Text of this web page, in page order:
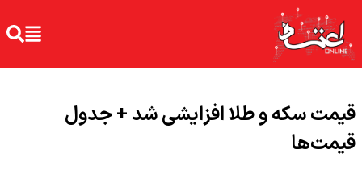
قیمت سکه و طلا افزایشی شد + جدول
قیمت‌ها